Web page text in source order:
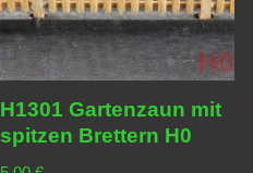
H1301 Gartenzaun mit
spitzen Brettern H0